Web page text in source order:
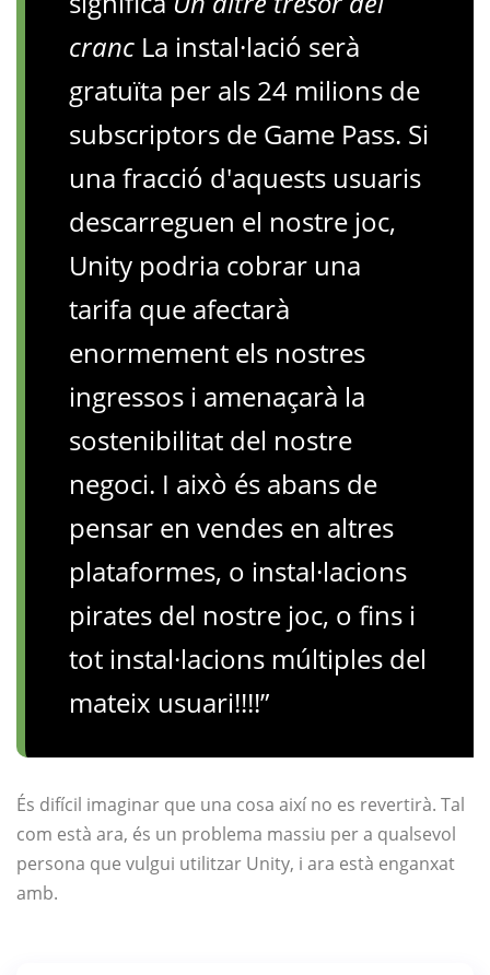
cranc La instal·lació serà
gratuïta per als 24 milions de
subscriptors de Game Pass. Si
una fracció d'aquests usuaris
descarreguen el nostre joc,
Unity podria cobrar una
tarifa que afectarà
enormement els nostres
ingressos i amenaçarà la
sostenibilitat del nostre
negoci. I això és abans de
pensar en vendes en altres
plataformes, o instal·lacions
pirates del nostre joc, o fins i
tot instal·lacions múltiples del
mateix usuari!!!!”
És difícil imaginar que una cosa així no es revertirà. Tal
com està ara, és un problema massiu per a qualsevol
persona que vulgui utilitzar Unity, i ara està enganxat
amb.